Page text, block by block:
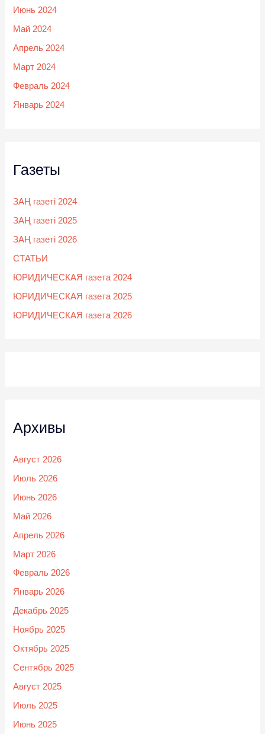
Июнь 2024
Май 2024
Апрель 2024
Март 2024
Февраль 2024
Январь 2024
Газеты
ЗАҢ газеті 2024
ЗАҢ газеті 2025
ЗАҢ газеті 2026
СТАТЬИ
ЮРИДИЧЕСКАЯ газета 2024
ЮРИДИЧЕСКАЯ газета 2025
ЮРИДИЧЕСКАЯ газета 2026
Архивы
Август 2026
Июль 2026
Июнь 2026
Май 2026
Апрель 2026
Март 2026
Февраль 2026
Январь 2026
Декабрь 2025
Ноябрь 2025
Октябрь 2025
Сентябрь 2025
Август 2025
Июль 2025
Июнь 2025